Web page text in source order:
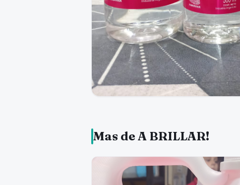
Mas de A BRILLAR!